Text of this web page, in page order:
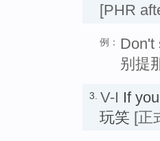
[PHR
例： Don't
别提
3. V-I If you
玩笑 [正